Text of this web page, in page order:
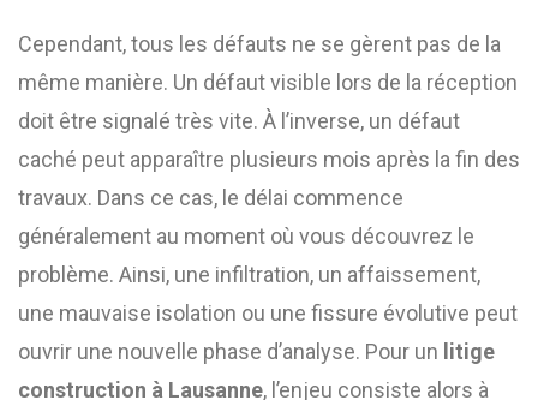
Cependant, tous les défauts ne se gèrent pas de la
même manière. Un défaut visible lors de la réception
doit être signalé très vite. À l’inverse, un défaut
caché peut apparaître plusieurs mois après la fin des
travaux. Dans ce cas, le délai commence
généralement au moment où vous découvrez le
problème. Ainsi, une infiltration, un affaissement,
une mauvaise isolation ou une fissure évolutive peut
ouvrir une nouvelle phase d’analyse. Pour un litige
construction à Lausanne, l’enjeu consiste alors à